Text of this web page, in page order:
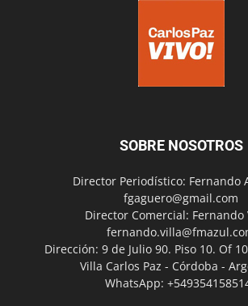
SOBRE NOSOTROS
Director Periodístico: Fernando
fgaguero@gmail.com
Director Comercial: Fernando
Dirección: 9 de Julio 90. Piso 10. Of
Villa Carlos Paz - Córdoba -
WhatsApp: